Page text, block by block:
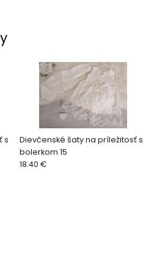
s
Dievčenské šaty na príležitosť s
bolerkom 15
18.40 €